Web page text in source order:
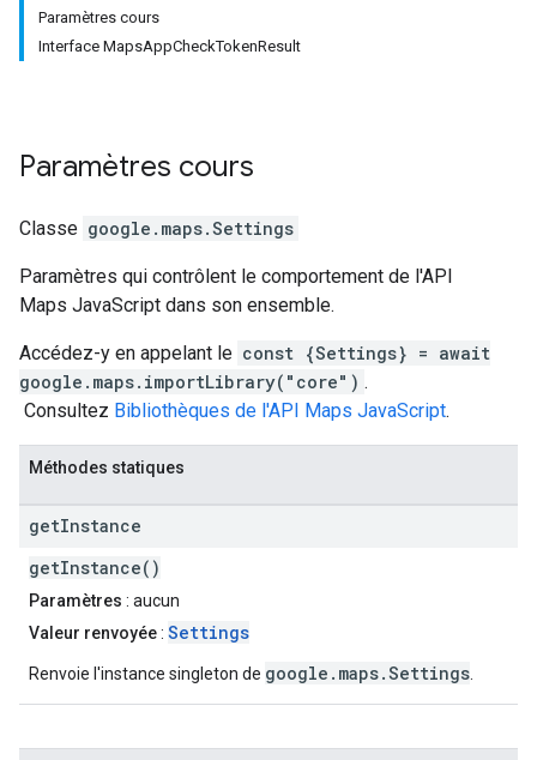
Paramètres cours
Interface MapsAppCheckTokenResult
Paramètres cours
Classe google.maps.Settings
Paramètres qui contrôlent le comportement de l'API
Maps JavaScript dans son ensemble.
Accédez-y en appelant le const {Settings} = await
google.maps.importLibrary("core") .
Consultez Bibliothèques de l'API Maps JavaScript.
Méthodes statiques
getInstance
getInstance()
Paramètres : aucun
Valeur renvoyée: Settings
Renvoie l'instance singleton de google.maps.Settings